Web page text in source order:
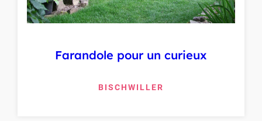
Farandole pour un curieux
BISCHWILLER